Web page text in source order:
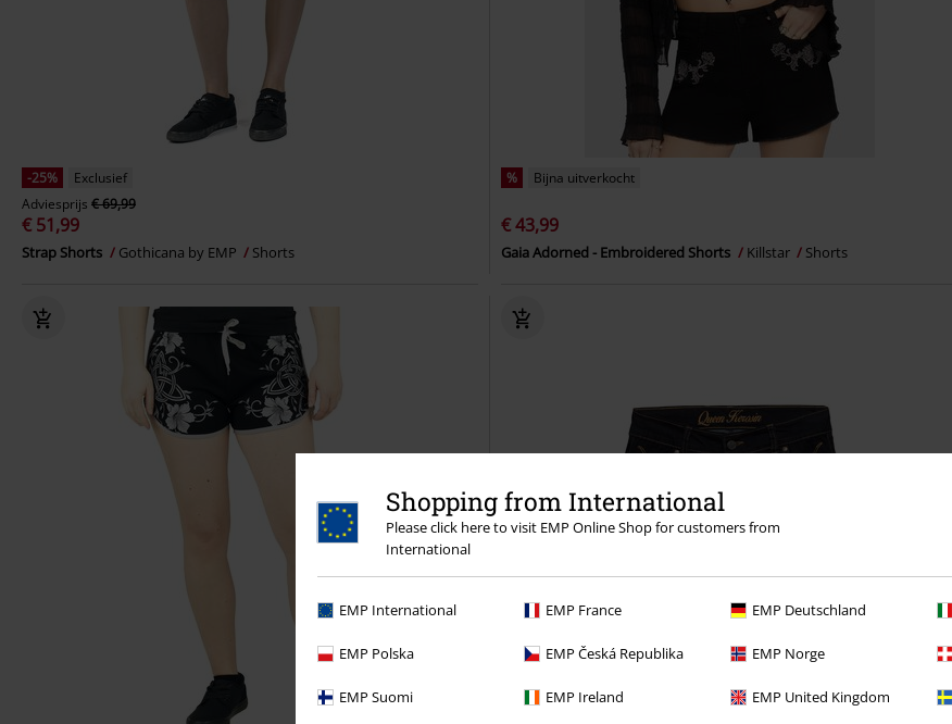
Shopping from International
Please click here to visit EMP Online Shop for customers from
International
EMP International EMP France EMP Deutschland
EMP Polska EMP Česká Republika EMP Norge
EMP Suomi EMP Ireland EMP United Kingdom
-25%
Exclusief
Adviesprijs € 69,99
€ 51,99
Strap Shorts Gothicana by EMP Shorts
% Bijna uitverkocht
€ 43,99
Gaia Adorned - Embroidered Shorts Killstar Shorts